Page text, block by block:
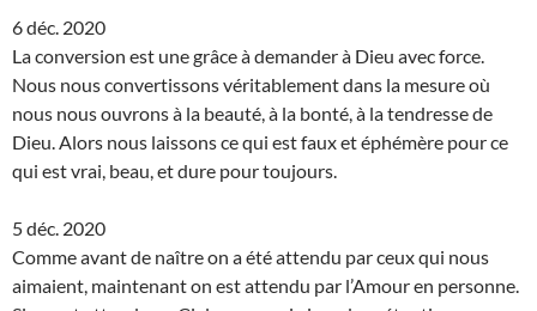
6 déc. 2020
La conversion est une grâce à demander à Dieu avec force.
Nous nous convertissons véritablement dans la mesure où
nous nous ouvrons à la beauté, à la bonté, à la tendresse de
Dieu. Alors nous laissons ce qui est faux et éphémère pour ce
qui est vrai, beau, et dure pour toujours.
5 déc. 2020
Comme avant de naître on a été attendu par ceux qui nous
aimaient, maintenant on est attendu par l’Amour en personne.